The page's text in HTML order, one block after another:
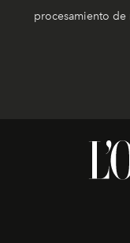
procesamiento de